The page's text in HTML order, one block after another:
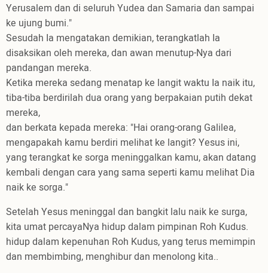
Yerusalem dan di seluruh Yudea dan Samaria dan sampai
ke ujung bumi."
Sesudah Ia mengatakan demikian, terangkatlah Ia
disaksikan oleh mereka, dan awan menutup-Nya dari
pandangan mereka.
Ketika mereka sedang menatap ke langit waktu Ia naik itu,
tiba-tiba berdirilah dua orang yang berpakaian putih dekat
mereka,
dan berkata kepada mereka: "Hai orang-orang Galilea,
mengapakah kamu berdiri melihat ke langit? Yesus ini,
yang terangkat ke sorga meninggalkan kamu, akan datang
kembali dengan cara yang sama seperti kamu melihat Dia
naik ke sorga."
Setelah Yesus meninggal dan bangkit lalu naik ke surga,
kita umat percayaNya hidup dalam pimpinan Roh Kudus.
hidup dalam kepenuhan Roh Kudus, yang terus memimpin
dan membimbing, menghibur dan menolong kita..